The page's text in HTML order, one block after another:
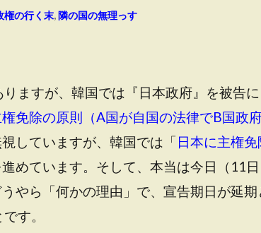
権の行く末,隣の国の無理っす
ますが、韓国では『日本政府』を被告に
免除の原則（A国が自国の法律でB国政
していますが、韓国では「 日本に主権
進めています。そして、本当は今日（11
やら「何かの理由」で、宣告期日が延期
す。